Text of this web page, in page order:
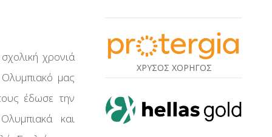
χρονιά
μας
έδωσε την
και
ΧΡΥΣΟΣ ΧΟΡΗΓΟΣ